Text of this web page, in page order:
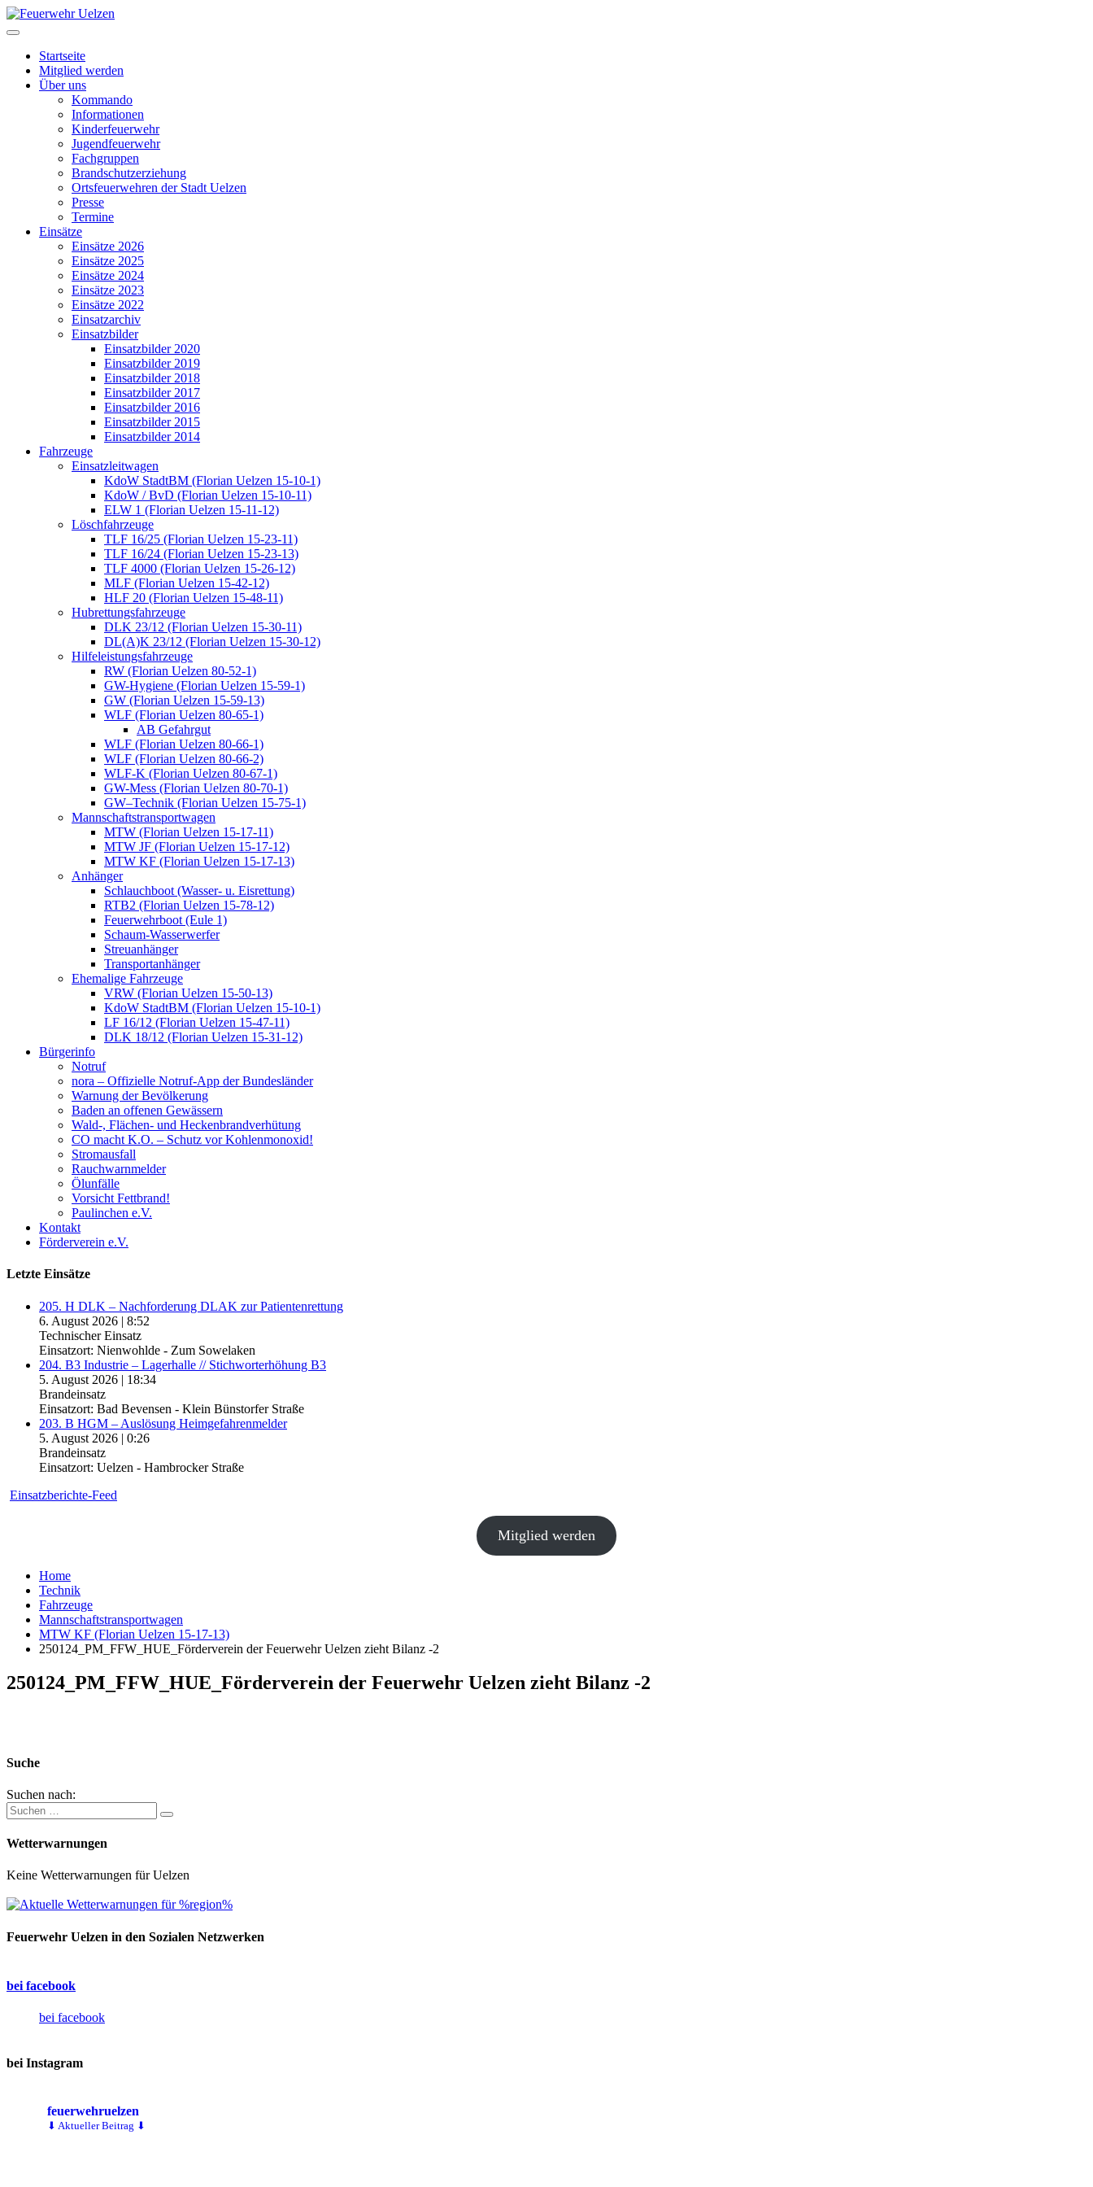
Startseite
Mitglied werden
Über uns
Kommando
Informationen
Kinderfeuerwehr
Jugendfeuerwehr
Fachgruppen
Brandschutzerziehung
Ortsfeuerwehren der Stadt Uelzen
Presse
Termine
Einsätze
Einsätze 2026
Einsätze 2025
Einsätze 2024
Einsätze 2023
Einsätze 2022
Einsatzarchiv
Einsatzbilder
Einsatzbilder 2020
Einsatzbilder 2019
Einsatzbilder 2018
Einsatzbilder 2017
Einsatzbilder 2016
Einsatzbilder 2015
Einsatzbilder 2014
Fahrzeuge
Einsatzleitwagen
KdoW StadtBM (Florian Uelzen 15-10-1)
KdoW / BvD (Florian Uelzen 15-10-11)
ELW 1 (Florian Uelzen 15-11-12)
Löschfahrzeuge
TLF 16/25 (Florian Uelzen 15-23-11)
TLF 16/24 (Florian Uelzen 15-23-13)
TLF 4000 (Florian Uelzen 15-26-12)
MLF (Florian Uelzen 15-42-12)
HLF 20 (Florian Uelzen 15-48-11)
Hubrettungsfahrzeuge
DLK 23/12 (Florian Uelzen 15-30-11)
DL(A)K 23/12 (Florian Uelzen 15-30-12)
Hilfeleistungsfahrzeuge
RW (Florian Uelzen 80-52-1)
GW-Hygiene (Florian Uelzen 15-59-1)
GW (Florian Uelzen 15-59-13)
WLF (Florian Uelzen 80-65-1)
AB Gefahrgut
WLF (Florian Uelzen 80-66-1)
WLF (Florian Uelzen 80-66-2)
WLF-K (Florian Uelzen 80-67-1)
GW-Mess (Florian Uelzen 80-70-1)
GW–Technik (Florian Uelzen 15-75-1)
Mannschaftstransportwagen
MTW (Florian Uelzen 15-17-11)
MTW JF (Florian Uelzen 15-17-12)
MTW KF (Florian Uelzen 15-17-13)
Anhänger
Schlauchboot (Wasser- u. Eisrettung)
RTB2 (Florian Uelzen 15-78-12)
Feuerwehrboot (Eule 1)
Schaum-Wasserwerfer
Streuanhänger
Transportanhänger
Ehemalige Fahrzeuge
VRW (Florian Uelzen 15-50-13)
KdoW StadtBM (Florian Uelzen 15-10-1)
LF 16/12 (Florian Uelzen 15-47-11)
DLK 18/12 (Florian Uelzen 15-31-12)
Bürgerinfo
Notruf
nora – Offizielle Notruf-App der Bundesländer
Warnung der Bevölkerung
Baden an offenen Gewässern
Wald-, Flächen- und Heckenbrandverhütung
CO macht K.O. – Schutz vor Kohlenmonoxid!
Stromausfall
Rauchwarnmelder
Ölunfälle
Vorsicht Fettbrand!
Paulinchen e.V.
Kontakt
Förderverein e.V.
Letzte Einsätze
205. H DLK – Nachforderung DLAK zur Patientenrettung
6. August 2026 | 8:52
Technischer Einsatz
Einsatzort: Nienwohlde - Zum Sowelaken
204. B3 Industrie – Lagerhalle // Stichworterhöhung B3
5. August 2026 | 18:34
Brandeinsatz
Einsatzort: Bad Bevensen - Klein Bünstorfer Straße
203. B HGM – Auslösung Heimgefahrenmelder
5. August 2026 | 0:26
Brandeinsatz
Einsatzort: Uelzen - Hambrocker Straße
Einsatzberichte-Feed
Mitglied werden
Home
Technik
Fahrzeuge
Mannschaftstransportwagen
MTW KF (Florian Uelzen 15-17-13)
250124_PM_FFW_HUE_Förderverein der Feuerwehr Uelzen zieht Bilanz -2
250124_PM_FFW_HUE_Förderverein der Feuerwehr Uelzen zieht Bilanz -2
Suche
Suchen nach:
Wetterwarnungen
Keine Wetterwarnungen für Uelzen
Feuerwehr Uelzen in den Sozialen Netzwerken
bei facebook
bei facebook
bei Instagram
feuerwehruelzen
⬇ Aktueller Beitrag ⬇